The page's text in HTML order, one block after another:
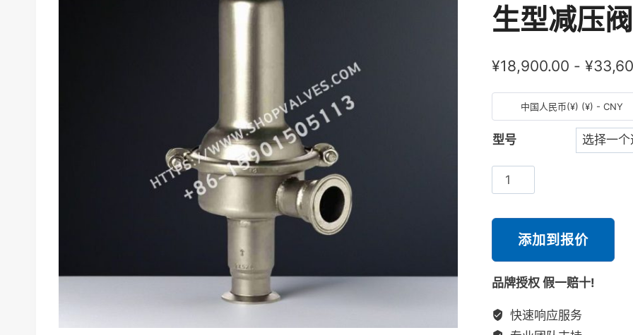
生型减压阀
¥18,900.00 - ¥
中国人民币(¥) (¥) - CNY
型号
派
Spirax
SRV66
卫
生
添加到报价
品牌授权 假一赔十!
快速响应服务